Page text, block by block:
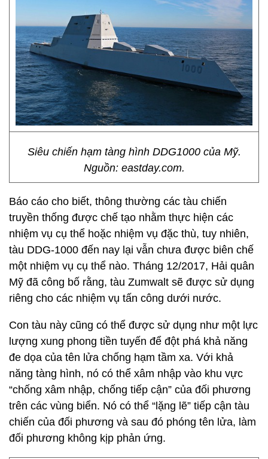
Siêu chiến hạm tàng hình DDG1000 của Mỹ.
Nguồn: eastday.com.
Báo cáo cho biết, thông thường các tàu chiến
truyền thống được chế tạo nhằm thực hiện các
nhiệm vụ cụ thể hoặc nhiệm vụ đặc thù, tuy nhiên,
tàu DDG-1000 đến nay lại vẫn chưa được biên chế
một nhiệm vụ cụ thể nào. Tháng 12/2017, Hải quân
Mỹ đã công bố rằng, tàu Zumwalt sẽ được sử dụng
riêng cho các nhiệm vụ tấn công dưới nước.
Con tàu này cũng có thể được sử dụng như một lực
lượng xung phong tiền tuyến để đột phá khả năng
đe dọa của tên lửa chống hạm tầm xa. Với khả
năng tàng hình, nó có thể xâm nhập vào khu vực
“chống xâm nhập, chống tiếp cận” của đối phương
trên các vùng biển. Nó có thể “lặng lẽ” tiếp cận tàu
chiến của đối phương và sau đó phóng tên lửa, làm
đối phương không kịp phản ứng.